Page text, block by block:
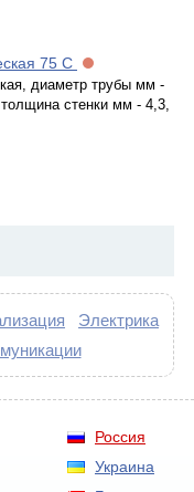
75 С
диаметр трубы мм -
стенки мм - 4,3,
Электрика
Россия
Украина